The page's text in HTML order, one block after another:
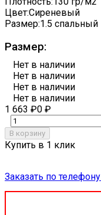
Цвет:Сиреневый
Размер:1.5 спальный
Размер:
Нет в наличии
Нет в наличии
Нет в наличии
Нет в наличии
1 663 ₽0 ₽
В корзину
Купить в 1 клик
Заказать по телефону